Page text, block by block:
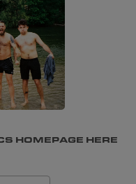
HOMEPAGE HERE